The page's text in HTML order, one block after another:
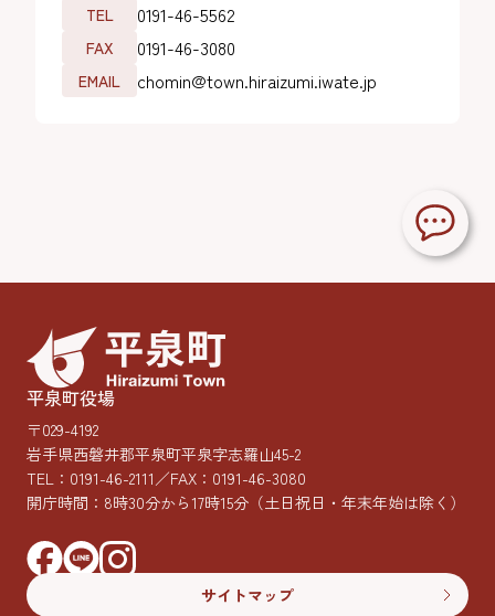
TEL
0191-46-5562
FAX 0191-46-3080
EMAIL chomin@town.hiraizumi.iwate.jp
平泉町役場
〒029-4192
岩手県西磐井郡平泉町平泉字志羅山45-2
TEL： 0191-46-2111／FAX：0191-46-3080
開庁時間：8時30分から17時15分 （土日祝日・年末年始は除く）
サイトマップ